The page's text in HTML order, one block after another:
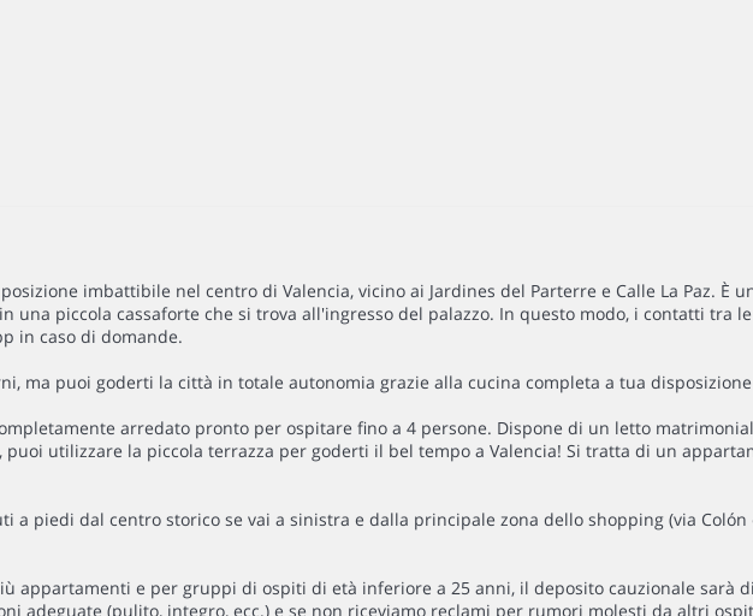
imbattibile nel centro di Valencia, vicino ai Jardines del Parterre e Calle La Paz.
una piccola cassaforte che si trova all'ingresso del palazzo. In questo modo, i contatti tra
in caso di domande.
ma puoi goderti la città in totale autonomia grazie alla cucina completa a tua
arredato pronto per ospitare fino a 4 persone. Dispone di un letto
puoi utilizzare la piccola terrazza per goderti il ​​bel tempo a Valencia! Si tratta di un
a piedi dal centro storico se vai a sinistra e dalla principale zona dello shopping (via
appartamenti e per gruppi di ospiti di età inferiore a 25 anni, il deposito cauzionale sarà
adeguate (pulito, integro, ecc.) e se non riceviamo reclami per rumori molesti da altri